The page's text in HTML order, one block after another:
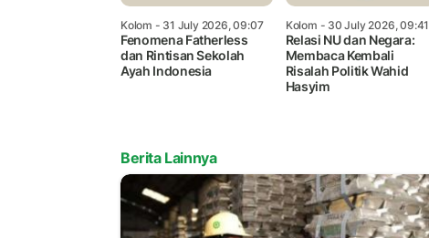
Kolom - 31 July 2026, 09:07
Fenomena Fatherless
dan Rintisan Sekolah
Ayah Indonesia
Kolom - 30 July 2026, 09:41
Relasi NU dan Negara:
Membaca Kembali
Risalah Politik Wahid
Hasyim
Berita Lainnya